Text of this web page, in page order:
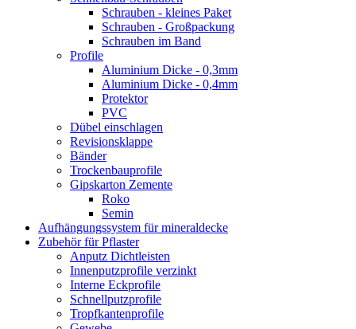
Schrauben - kleines Paket
Schrauben - Großpackung
Schrauben im Band
Profile
Aluminium Dicke - 0,3mm
Aluminium Dicke - 0,4mm
Protektor
PVC
Dübel einschlagen
Revisionsklappe
Bänder
Trockenbauprofile
Gipskarton Zemente
Roko
Semin
Aufhängungssystem für mineraldecke
Zubehör für Pflaster
Anputz Dichtleisten
Innenputzprofile verzinkt
Interne Eckprofile
Schnellputzprofile
Tropfkantenprofile